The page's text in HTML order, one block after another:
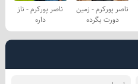
ناصر پورکرم - زمین
دورت بگرده
ناصر پورکرم - ناز
داره